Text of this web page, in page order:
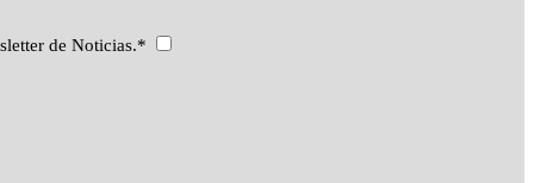
de Noticias.*